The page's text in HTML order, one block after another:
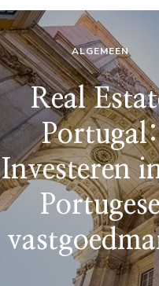
ALGEMEEN
Real
Portugal:
Investeren